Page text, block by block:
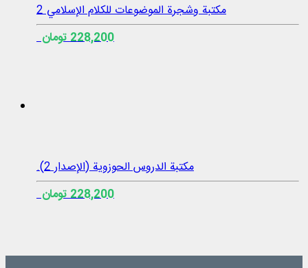
مكتبة وشجرة الموضوعات للكلام الإسلامي 2
228,200 تومان
مكتبة الدروس الحوزوية (الإصدار 2).
228,200 تومان